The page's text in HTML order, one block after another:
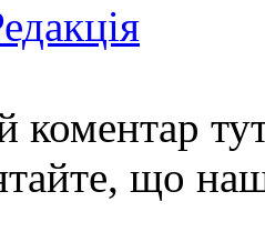
коментар
що